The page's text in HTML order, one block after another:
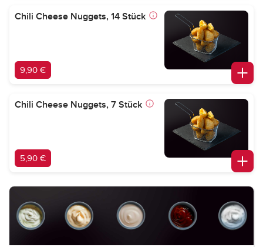
Chili Cheese Nuggets, 14 Stück
9,90 €
Chili Cheese Nuggets, 7 Stück
5,90 €